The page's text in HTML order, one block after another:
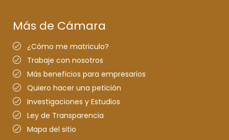
Más de Cámara
¿Cómo me matriculo?
Trabaje con nosotros
Más beneficios para empresarios
Quiero hacer una petición
Investigaciones y Estudios
Ley de Transparencia
Mapa del sitio